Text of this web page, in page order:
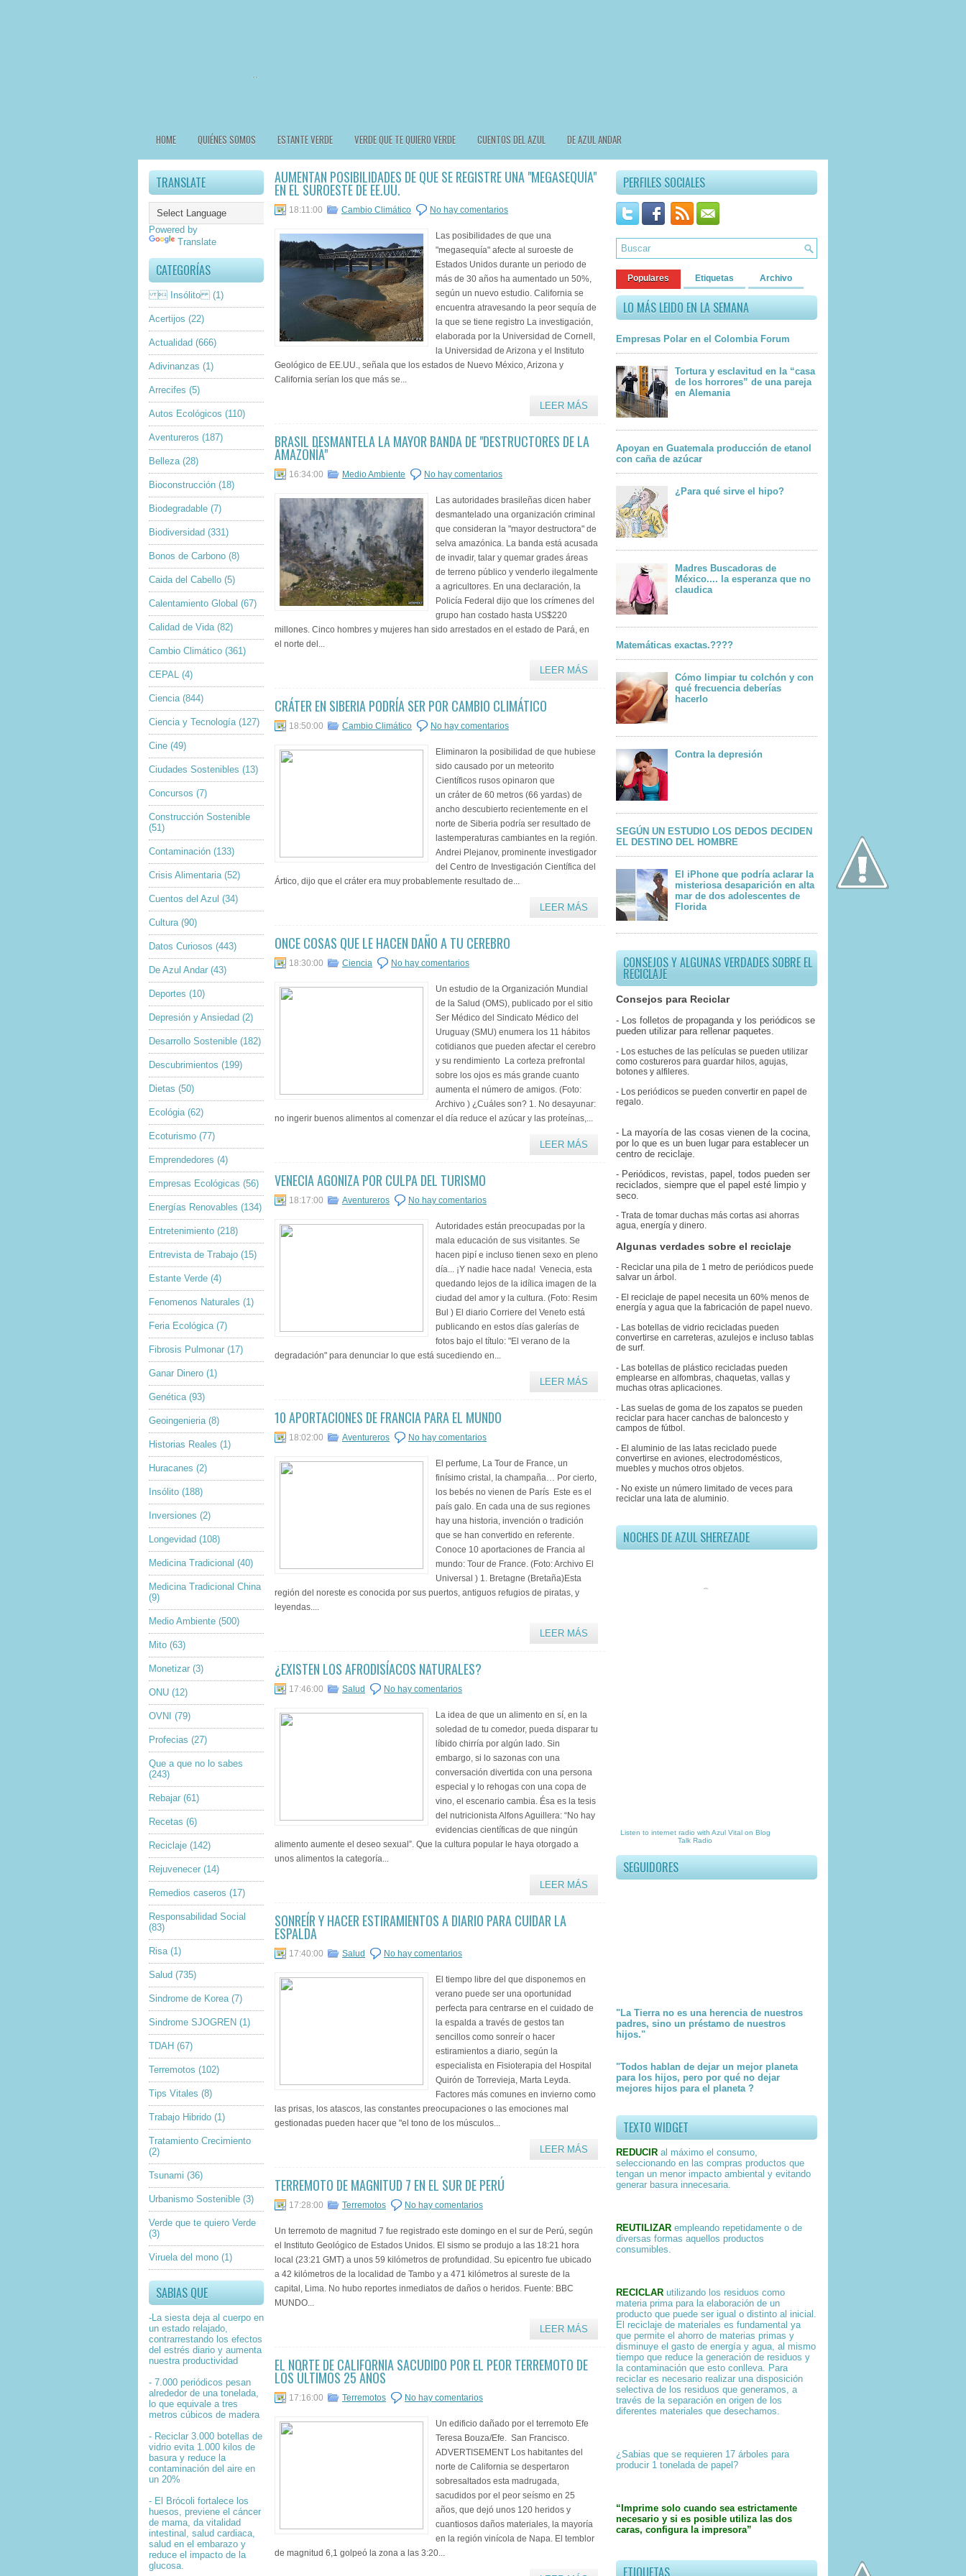
HOME QUIÉNES SOMOS ESTANTE VERDE VERDE QUE TE QUIERO VERDE CUENTOS DEL AZUL DE AZUL ANDAR
TRANSLATE
Powered by
Translate
CATEGORÍAS
 Insólito (1)
Acertijos (22)
Actualidad (666)
Adivinanzas (1)
Arrecifes (5)
Autos Ecológicos (110)
Aventureros (187)
Belleza (28)
Bioconstrucción (18)
Biodegradable (7)
Biodiversidad (331)
Bonos de Carbono (8)
Caida del Cabello (5)
Calentamiento Global (67)
Calidad de Vida (82)
Cambio Climático (361)
CEPAL (4)
Ciencia (844)
Ciencia y Tecnología (127)
Cine (49)
Ciudades Sostenibles (13)
Concursos (7)
Construcción Sostenible
(51)
Contaminación (133)
Crisis Alimentaria (52)
Cuentos del Azul (34)
Cultura (90)
Datos Curiosos (443)
De Azul Andar (43)
Deportes (10)
Depresión y Ansiedad (2)
Desarrollo Sostenible (182)
Descubrimientos (199)
Dietas (50)
Ecológia (62)
Ecoturismo (77)
Emprendedores (4)
Empresas Ecológicas (56)
Energías Renovables (134)
Entretenimiento (218)
Entrevista de Trabajo (15)
Estante Verde (4)
Fenomenos Naturales (1)
Feria Ecológica (7)
Fibrosis Pulmonar (17)
Ganar Dinero (1)
Genética (93)
Geoingenieria (8)
Historias Reales (1)
Huracanes (2)
Insólito (188)
Inversiones (2)
Longevidad (108)
Medicina Tradicional (40)
Medicina Tradicional China
(9)
Medio Ambiente (500)
Mito (63)
Monetizar (3)
ONU (12)
OVNI (79)
Profecias (27)
Que a que no lo sabes
(243)
Rebajar (61)
Recetas (6)
Reciclaje (142)
Rejuvenecer (14)
Remedios caseros (17)
Responsabilidad Social
(83)
Risa (1)
Salud (735)
Sindrome de Korea (7)
Sindrome SJOGREN (1)
TDAH (67)
Terremotos (102)
Tips Vitales (8)
Trabajo Hibrido (1)
Tratamiento Crecimiento
(2)
Tsunami (36)
Urbanismo Sostenible (3)
Verde que te quiero Verde
(3)
Viruela del mono (1)
SABIAS QUE
-La siesta deja al cuerpo en
un estado relajado,
contrarrestando los efectos
del estrés diario y aumenta
nuestra productividad
- 7.000 periódicos pesan
alrededor de una tonelada,
lo que equivale a tres
metros cúbicos de madera
- Reciclar 3.000 botellas de
vidrio evita 1.000 kilos de
basura y reduce la
contaminación del aire en
un 20%
- El Brócoli fortalece los
huesos, previene el cáncer
de mama, da vitalidad
intestinal, salud cardiaca,
salud en el embarazo y
reduce el impacto de la
glucosa.
AUMENTAN POSIBILIDADES DE QUE SE REGISTRE UNA "MEGASEQUÍA"
EN EL SUROESTE DE EE.UU.
18:11:00 Cambio Climático No hay comentarios
Las posibilidades de que una
"megasequía" afecte al suroeste de
Estados Unidos durante un periodo de
más de 30 años ha aumentado un 50%,
según un nuevo estudio. California se
encuentra atravesando la peor sequía de
la que se tiene registro La investigación,
elaborada por la Universidad de Cornell,
la Universidad de Arizona y el Instituto
Geológico de EE.UU., señala que los estados de Nuevo México, Arizona y
California serían los que más se...
LEER MÁS
BRASIL DESMANTELA LA MAYOR BANDA DE "DESTRUCTORES DE LA
AMAZONÍA"
16:34:00 Medio Ambiente No hay comentarios
Las autoridades brasileñas dicen haber
desmantelado una organización criminal
que consideran la "mayor destructora" de
selva amazónica. La banda está acusada
de invadir, talar y quemar grades áreas
de terreno público y venderlo ilegalmente
a agricultores. En una declaración, la
Policía Federal dijo que los crímenes del
grupo han costado hasta US$220
millones. Cinco hombres y mujeres han sido arrestados en el estado de Pará, en
el norte del...
LEER MÁS
CRÁTER EN SIBERIA PODRÍA SER POR CAMBIO CLIMÁTICO
18:50:00 Cambio Climático No hay comentarios
Eliminaron la posibilidad de que hubiese
sido causado por un meteorito
Científicos rusos opinaron que
un cráter de 60 metros (66 yardas) de
ancho descubierto recientemente en el
norte de Siberia podría ser resultado de
lastemperaturas cambiantes en la región.
Andrei Plejanov, prominente investigador
del Centro de Investigación Científica del
Ártico, dijo que el cráter era muy probablemente resultado de...
LEER MÁS
ONCE COSAS QUE LE HACEN DAÑO A TU CEREBRO
18:30:00 Ciencia No hay comentarios
Un estudio de la Organización Mundial
de la Salud (OMS), publicado por el sitio
Ser Médico del Sindicato Médico del
Uruguay (SMU) enumera los 11 hábitos
cotidianos que pueden afectar el cerebro
y su rendimiento La corteza prefrontal
sobre los ojos es más grande cuanto
aumenta el número de amigos. (Foto:
Archivo ) ¿Cuáles son? 1. No desayunar:
no ingerir buenos alimentos al comenzar el día reduce el azúcar y las proteínas,...
LEER MÁS
VENECIA AGONIZA POR CULPA DEL TURISMO
18:17:00 Aventureros No hay comentarios
Autoridades están preocupadas por la
mala educación de sus visitantes. Se
hacen pipí e incluso tienen sexo en pleno
día... ¡Y nadie hace nada! Venecia, esta
quedando lejos de la idílica imagen de la
ciudad del amor y la cultura. (Foto: Resim
Bul ) El diario Corriere del Veneto está
publicando en estos días galerías de
fotos bajo el título: "El verano de la
degradación" para denunciar lo que está sucediendo en...
LEER MÁS
10 APORTACIONES DE FRANCIA PARA EL MUNDO
18:02:00 Aventureros No hay comentarios
El perfume, La Tour de France, un
finísimo cristal, la champaña… Por cierto,
los bebés no vienen de París Este es el
país galo. En cada una de sus regiones
hay una historia, invención o tradición
que se han convertido en referente.
Conoce 10 aportaciones de Francia al
mundo: Tour de France. (Foto: Archivo El
Universal ) 1. Bretagne (Bretaña)Esta
región del noreste es conocida por sus puertos, antiguos refugios de piratas, y
leyendas....
LEER MÁS
¿EXISTEN LOS AFRODISÍACOS NATURALES?
17:46:00 Salud No hay comentarios
La idea de que un alimento en sí, en la
soledad de tu comedor, pueda disparar tu
líbido chirría por algún lado. Sin
embargo, si lo sazonas con una
conversación divertida con una persona
especial y lo rehogas con una copa de
vino, el escenario cambia. Ésa es la tesis
del nutricionista Alfons Aguillera: “No hay
evidencias científicas de que ningún
alimento aumente el deseo sexual”. Que la cultura popular le haya otorgado a
unos alimentos la categoría...
LEER MÁS
SONREÍR Y HACER ESTIRAMIENTOS A DIARIO PARA CUIDAR LA
ESPALDA
17:40:00 Salud No hay comentarios
El tiempo libre del que disponemos en
verano puede ser una oportunidad
perfecta para centrarse en el cuidado de
la espalda a través de gestos tan
sencillos como sonreír o hacer
estiramientos a diario, según la
especialista en Fisioterapia del Hospital
Quirón de Torrevieja, Marta Leyda.
Factores más comunes en invierno como
las prisas, los atascos, las constantes preocupaciones o las emociones mal
gestionadas pueden hacer que "el tono de los músculos...
LEER MÁS
TERREMOTO DE MAGNITUD 7 EN EL SUR DE PERÚ
17:28:00 Terremotos No hay comentarios
Un terremoto de magnitud 7 fue registrado este domingo en el sur de Perú, según
el Instituto Geológico de Estados Unidos. El sismo se produjo a las 18:21 hora
local (23:21 GMT) a unos 59 kilómetros de profundidad. Su epicentro fue ubicado
a 42 kilómetros de la localidad de Tambo y a 471 kilómetros al sureste de la
capital, Lima. No hubo reportes inmediatos de daños o heridos. Fuente: BBC
MUNDO...
LEER MÁS
EL NORTE DE CALIFORNIA SACUDIDO POR EL PEOR TERREMOTO DE
LOS ÚLTIMOS 25 AÑOS
17:16:00 Terremotos No hay comentarios
Un edificio dañado por el terremoto Efe
Teresa Bouza/Efe. San Francisco.
ADVERTISEMENT Los habitantes del
norte de California se despertaron
sobresaltados esta madrugada,
sacudidos por el peor seísmo en 25
años, que dejó unos 120 heridos y
cuantiosos daños materiales, la mayoría
en la región vinícola de Napa. El temblor
de magnitud 6,1 golpeó la zona a las 3:20...
PERFILES SOCIALES
Populares Etiquetas Archivo
LO MÁS LEIDO EN LA SEMANA
Empresas Polar en el Colombia Forum
Tortura y esclavitud en la “casa
de los horrores” de una pareja
en Alemania
Apoyan en Guatemala producción de etanol
con caña de azúcar
¿Para qué sirve el hipo?
Madres Buscadoras de
México.... la esperanza que no
claudica
Matemáticas exactas.????
Cómo limpiar tu colchón y con
qué frecuencia deberías
hacerlo
Contra la depresión
SEGÚN UN ESTUDIO LOS DEDOS DECIDEN
EL DESTINO DEL HOMBRE
El iPhone que podría aclarar la
misteriosa desaparición en alta
mar de dos adolescentes de
Florida
CONSEJOS Y ALGUNAS VERDADES SOBRE EL
RECICLAJE
Consejos para Reciclar
- Los folletos de propaganda y los periódicos se
pueden utilizar para rellenar paquetes.
- Los estuches de las películas se pueden utilizar
como costureros para guardar hilos, agujas,
botones y alfileres.
- Los periódicos se pueden convertir en papel de
regalo.
- La mayoría de las cosas vienen de la cocina,
por lo que es un buen lugar para establecer un
centro de reciclaje.
- Periódicos, revistas, papel, todos pueden ser
reciclados, siempre que el papel esté limpio y
seco.
- Trata de tomar duchas más cortas asi ahorras
agua, energía y dinero.
Algunas verdades sobre el reciclaje
- Reciclar una pila de 1 metro de periódicos puede
salvar un árbol.
- El reciclaje de papel necesita un 60% menos de
energía y agua que la fabricación de papel nuevo.
- Las botellas de vidrio recicladas pueden
convertirse en carreteras, azulejos e incluso tablas
de surf.
- Las botellas de plástico recicladas pueden
emplearse en alfombras, chaquetas, vallas y
muchas otras aplicaciones.
- Las suelas de goma de los zapatos se pueden
reciclar para hacer canchas de baloncesto y
campos de fútbol.
- El aluminio de las latas reciclado puede
convertirse en aviones, electrodomésticos,
muebles y muchos otros objetos.
- No existe un número limitado de veces para
reciclar una lata de aluminio.
NOCHES DE AZUL SHEREZADE
Listen to internet radio with Azul Vitalon Blog
Talk Radio
SEGUIDORES
"La Tierra no es una herencia de nuestros
padres, sino un préstamo de nuestros
hijos."
"Todos hablan de dejar un mejor planeta
para los hijos, pero por qué no dejar
mejores hijos para el planeta ?
TEXTO WIDGET
REDUCIR al máximo el consumo,
seleccionando en las compras productos que
tengan un menor impacto ambiental y evitando
generar basura innecesaria.
REUTILIZAR empleando repetidamente o de
diversas formas aquellos productos
consumibles.
RECICLAR utilizando los residuos como
materia prima para la elaboración de un
producto que puede ser igual o distinto al inicial.
El reciclaje de materiales es fundamental ya
que permite el ahorro de materias primas y
disminuye el gasto de energía y agua, al mismo
tiempo que reduce la generación de residuos y
la contaminación que esto conlleva. Para
reciclar es necesario realizar una disposición
selectiva de los residuos que generamos, a
través de la separación en origen de los
diferentes materiales que desechamos.
¿Sabias que se requieren 17 árboles para
producir 1 tonelada de papel?
“Imprime solo cuando sea estrictamente
necesario y si es posible utiliza las dos
caras, configura la impresora”